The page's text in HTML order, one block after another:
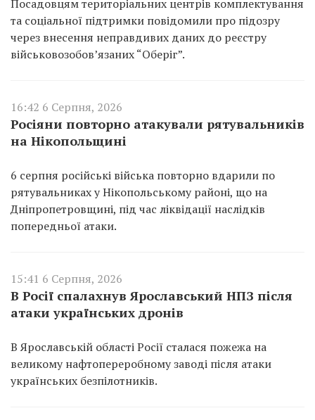
Посадовцям територіальних центрів комплектування
та соціальної підтримки повідомили про підозру
через внесення неправдивих даних до реєстру
військовозобов’язаних “Оберіг”.
16:42 6 Серпня, 2026
Росіяни повторно атакували рятувальників
на Нікопольщині
6 серпня російські війська повторно вдарили по
рятувальниках у Нікопольському районі, що на
Дніпропетровщині, під час ліквідації наслідків
попередньої атаки.
15:41 6 Серпня, 2026
В Росії спалахнув Ярославський НПЗ після
атаки українських дронів
В Ярославській області Росії сталася пожежа на
великому нафтопереробному заводі після атаки
українських безпілотників.